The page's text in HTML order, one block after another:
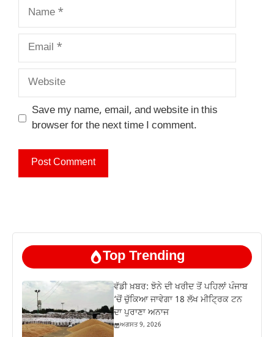
Name
Email
Website
Save my name, email, and website in this
browser for the next time I comment.
Top Trending
ਵੱਡੀ ਖ਼ਬਰ: ਝੋਨੇ ਦੀ ਖਰੀਦ ਤੋਂ ਪਹਿਲਾਂ ਪੰਜਾਬ
‘ਚੋਂ ਚੁੱਕਿਆ ਜਾਵੇਗਾ 18 ਲੱਖ ਮੀਟ੍ਰਿਕ ਟਨ
ਦਾ ਪੁਰਾਣਾ ਅਨਾਜ
ਅਗਸਤ 9, 2026